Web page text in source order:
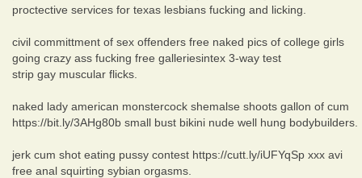
proctective services for texas lesbians fucking and licking.
civil committment of sex offenders free naked pics of college girls
going crazy ass fucking free galleriesintex 3-way test
strip gay muscular flicks.
naked lady american monstercock shemalse shoots gallon of cum
https://bit.ly/3AHg80b small bust bikini nude well hung bodybuilders.
jerk cum shot eating pussy contest https://cutt.ly/iUFYqSp xxx avi
free anal squirting sybian orgasms.